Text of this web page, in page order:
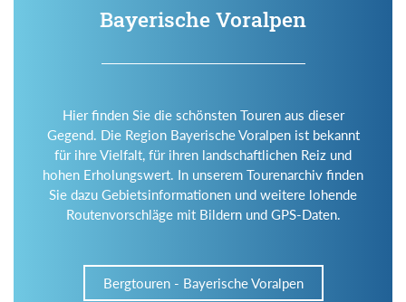
Bayerische Voralpen
Hier finden Sie die schönsten Touren aus dieser
Gegend. Die Region Bayerische Voralpen ist bekannt
für ihre Vielfalt, für ihren landschaftlichen Reiz und
hohen Erholungswert. In unserem Tourenarchiv finden
Sie dazu Gebietsinformationen und weitere lohende
Routenvorschläge mit Bildern und GPS-Daten.
Bergtouren - Bayerische Voralpen